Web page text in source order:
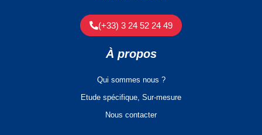
(+33) 3 24 52 24 49
À propos
Qui sommes nous ?
Etude spécifique, Sur-mesure
Nous contacter